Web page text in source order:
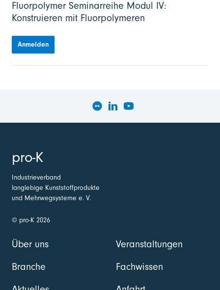
Fluorpolymer Seminarreihe Modul IV:
Konstruieren mit Fluorpolymeren
Anmelden
pro-K
Industrieverband
langlebige Kunststoffprodukte
und Mehrwegsysteme e. V.
© pro-K 2026
Über uns
Branche
Veranstaltungen
Fachwissen